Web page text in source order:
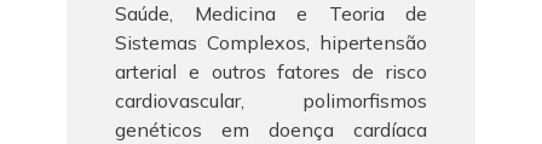
Saúde, Medicina e Teoria de
Sistemas Complexos, hipertensão
arterial e outros fatores de risco
cardiovascular, polimorfismos
genéticos em doença cardíaca